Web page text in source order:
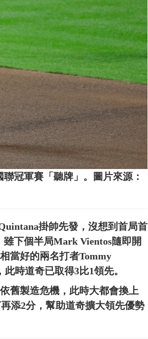
冠軍賽「聽牌」。圖片來源：
掛帥先發，沒想到首局首
下個半局Mark Vientos隨即開
當好的兩名打者Tommy
時道奇已取得3比1領先。
舊製造危機，此時大都會換上
添2分，幫助道奇擴大領先優勢